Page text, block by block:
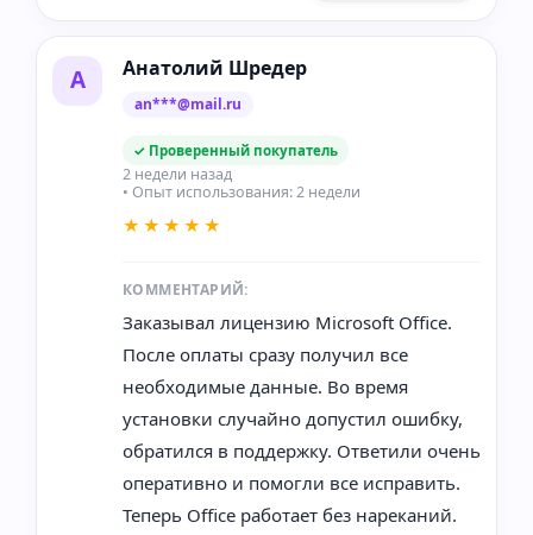
А Анатолий Шредер
an***@mail.ru
✓ Проверенный покупатель
2 недели назад
• Опыт использования: 2 недели
★★★★★
КОММЕНТАРИЙ:
Заказывал лицензию Microsoft Office.
После оплаты сразу получил все
необходимые данные. Во время
установки случайно допустил ошибку,
обратился в поддержку. Ответили очень
оперативно и помогли все исправить.
Теперь Office работает без нареканий.